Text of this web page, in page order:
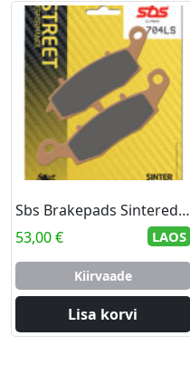
Sbs Brakepads Sintered rear
53,00€ LAOS
Kiirvaade
Lisa korvi